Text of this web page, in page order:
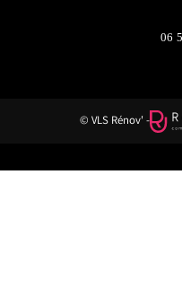
06
© VLS Rénov' -